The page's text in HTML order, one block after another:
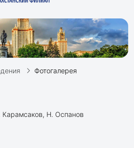
Фотогалерея
Карамсаков, Н. Оспанов